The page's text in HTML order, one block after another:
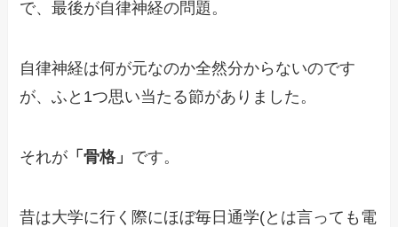
で、最後が自律神経の問題。
自律神経は何が元なのか全然分からないのです
が、ふと1つ思い当たる節がありました。
それが 「骨格」 です。
昔は大学に行く際にほぼ毎日通学(とは言っても電